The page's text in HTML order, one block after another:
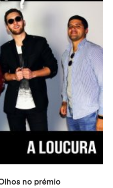
no prémio